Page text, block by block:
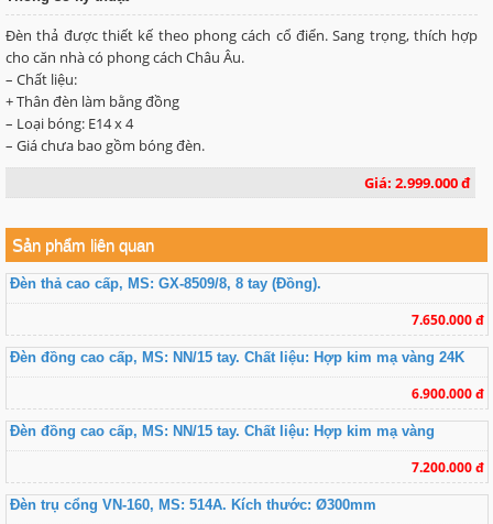
Đèn thả được thiết kế theo phong cách cổ điển. Sang trọng, thích hợp
cho căn nhà có phong cách Châu Âu.
– Chất liệu:
+ Thân đèn làm bằng đồng
– Loại bóng: E14 x 4
– Giá chưa bao gồm bóng đèn.
Giá: 2.999.000 đ
Sản phẩm liên quan
Đèn thả cao cấp, MS: GX-8509/8, 8 tay (Đồng).
7.650.000 đ
Đèn đồng cao cấp, MS: NN/15 tay. Chất liệu: Hợp kim mạ vàng 24K
6.900.000 đ
Đèn đồng cao cấp, MS: NN/15 tay. Chất liệu: Hợp kim mạ vàng
7.200.000 đ
Đèn trụ cổng VN-160, MS: 514A. Kích thước: Ø300mm